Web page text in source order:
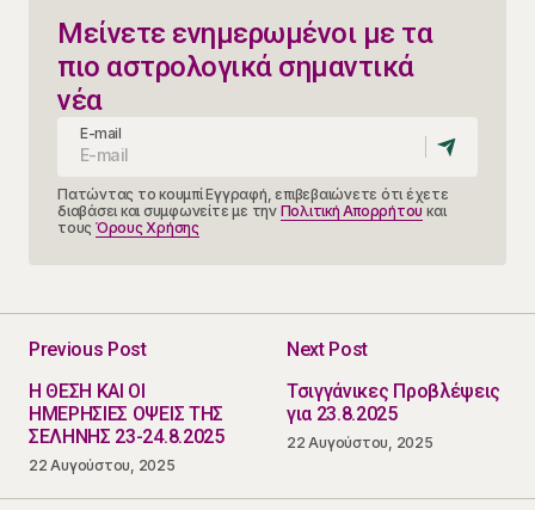
Μείνετε ενημερωμένοι με τα
πιο αστρολογικά σημαντικά
νέα
E-mail
Πατώντας το κουμπί Εγγραφή, επιβεβαιώνετε ότι έχετε
διαβάσει και συμφωνείτε με την Πολιτική Απορρήτου και
τους Όρους Χρήσης
Previous Post
Η ΘΕΣΗ ΚΑΙ ΟΙ
ΗΜΕΡΗΣΙΕΣ ΟΨΕΙΣ ΤΗΣ
ΣΕΛΗΝΗΣ 23-24.8.2025
22 Αυγούστου, 2025
Next Post
Τσιγγάνικες Προβλέψεις
για 23.8.2025
22 Αυγούστου, 2025